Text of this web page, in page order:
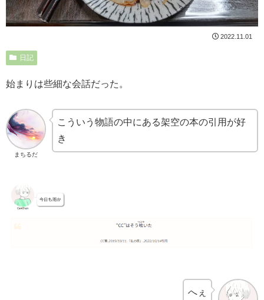
2022.11.01
日記
始まりは些細な会話だった。
まちるだ
こういう物語の中にある架空の本の引用が好
き
へぇ